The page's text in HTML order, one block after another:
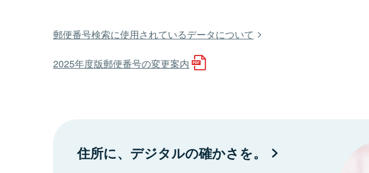
郵便番号検索に使用されているデータについて
2025年度版郵便番号の変更案内
住所に、デジタルの確かさを。